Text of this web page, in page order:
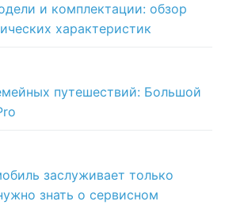
и комплектации: обзор
характеристик
путешествий: Большой
заслуживает только
знать о сервисном